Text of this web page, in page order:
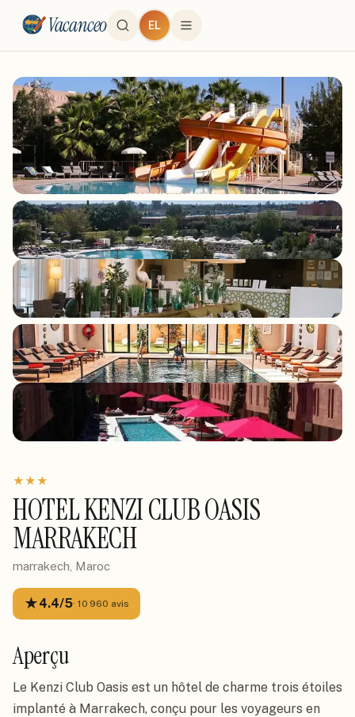
Vacanceo EL
★★★
HOTEL KENZI CLUB OASIS
MARRAKECH
marrakech, Maroc
★4.4/5· 10 960 avis
Aperçu
Le Kenzi Club Oasis est un hôtel de charme trois étoiles
implanté à Marrakech, conçu pour les voyageurs en